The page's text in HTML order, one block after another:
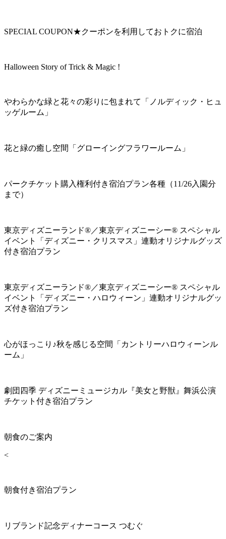
SPECIAL COUPON★クーポンを利用しておトクに宿泊
Halloween Story of Trick & Magic !
やわらかな緑と花々の彩りに包まれて「ノルディック・ヒュ
ッゲルーム」
花と緑の癒し空間「グローイングフラワールーム」
パークチケット購入権利付き宿泊プラン各種（11/26入園分
まで）
東京ディズニーランド®／東京ディズニーシー® スペシャル
イベント「ディズニー・クリスマス」連動オリジナルグッズ
付き宿泊プラン
東京ディズニーランド®／東京ディズニーシー® スペシャル
イベント「ディズニー・ハロウィーン」連動オリジナルグッ
ズ付き宿泊プラン
心がほっこり♪秋を感じる空間「カントリーハロウィーンル
ーム」
劇団四季 ディズニーミュージカル『美女と野獣』舞浜公演
チケット付き宿泊プラン
朝食のご案内
<
朝食付き宿泊プラン
リブランド記念ディナーコース つむぐ